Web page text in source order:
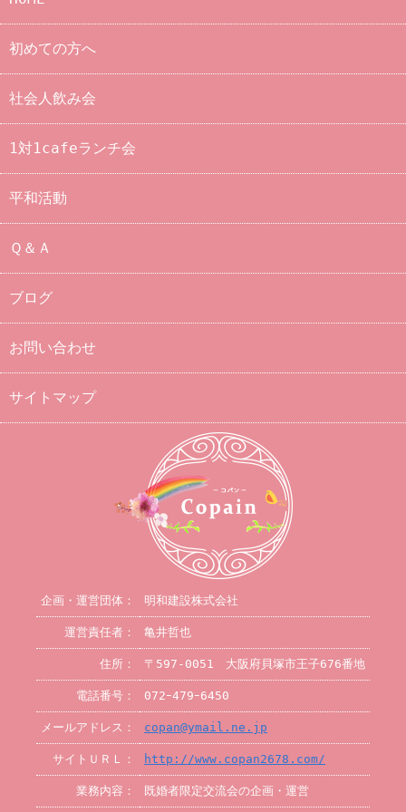
初めての方へ
社会人飲み会
1対1cafeランチ会
平和活動
Ｑ＆Ａ
ブログ
お問い合わせ
サイトマップ
企画・運営団体： 明和建設株式会社
運営責任者： 亀井哲也
住所： 〒597-0051 大阪府貝塚市王子676番地
電話番号： 072ｰ479ｰ6450
メールアドレス： copan@ymail.ne.jp
サイトＵＲＬ： http://www.copan2678.com/
業務内容： 既婚者限定交流会の企画・運営